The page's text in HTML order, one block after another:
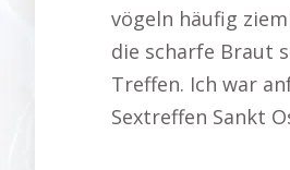
vögeln häufig
die scharfe Braut
Treffen. Ich war
Sextreffen Sankt